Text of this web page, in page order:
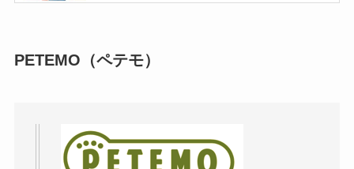
CIAOちゅ～るスープはどこで売ってる？楽天
やAmazonの最安値は？
ホリスティックレセピーはどこで売ってる？楽
FORZA10はどこで売ってる？楽天やAmazon
の最安値は？
PETEMO（ペテモ）